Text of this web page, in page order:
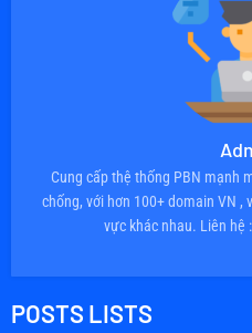
Cung cấp thệ thống PBN mạnh
chống, với hơn 100+ domain VN ,
vực khác nhau. Liên hệ
POSTS LISTS